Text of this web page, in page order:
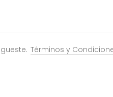
Términos y